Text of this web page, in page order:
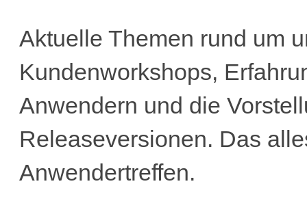
Aktuelle Themen rund um
Kundenworkshops,
Anwendern und die
Releaseversionen. Das
Anwendertreffen.